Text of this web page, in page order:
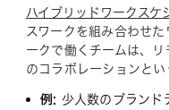
ハイブリッドワークスケ
スワークを組み合わせ
ークで働くチームは、
のコラボレーションとい
例: 少人数のブランド